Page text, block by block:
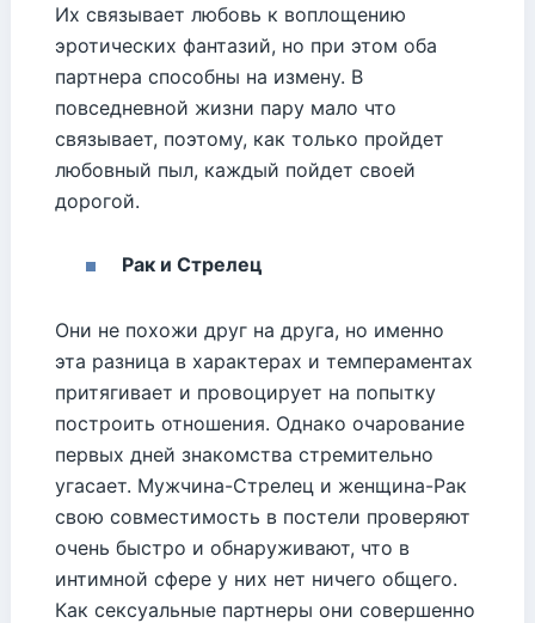
Их связывает любовь к воплощению
эротических фантазий, но при этом оба
партнера способны на измену. В
повседневной жизни пару мало что
связывает, поэтому, как только пройдет
любовный пыл, каждый пойдет своей
дорогой.
Рак и Стрелец
Они не похожи друг на друга, но именно
эта разница в характерах и темпераментах
притягивает и провоцирует на попытку
построить отношения. Однако очарование
первых дней знакомства стремительно
угасает. Мужчина-Стрелец и женщина-Рак
свою совместимость в постели проверяют
очень быстро и обнаруживают, что в
интимной сфере у них нет ничего общего.
Как сексуальные партнеры они совершенно